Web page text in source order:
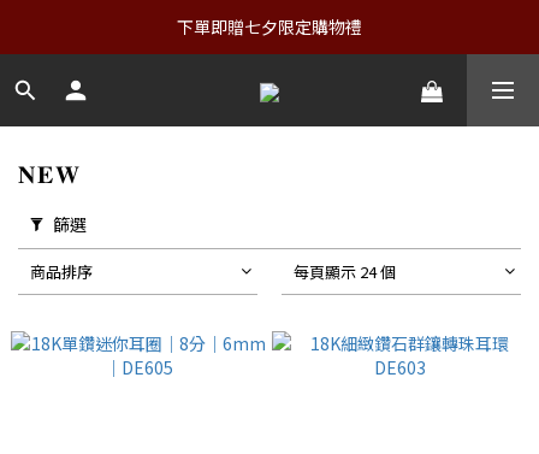
下單即贈七夕限定購物禮
𝐍𝐄𝐖
篩選
商品排序 每頁顯示 24 個